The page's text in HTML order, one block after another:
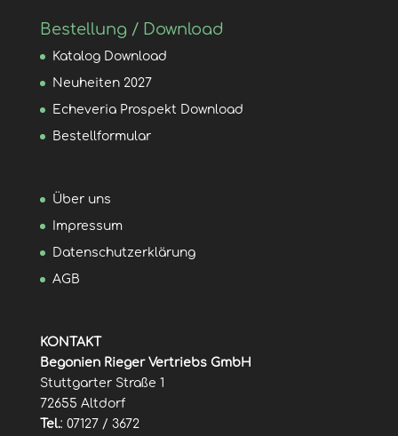
Bestellung / Download
Katalog Download
Neuheiten 2027
Echeveria Prospekt Download
Bestellformular
Über uns
Impressum
Datenschutzerklärung
AGB
KONTAKT
Begonien Rieger Vertriebs GmbH
Stuttgarter Straße 1
72655 Altdorf
Tel.: 07127 / 3672